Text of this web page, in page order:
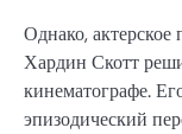
Однако, актерское
Хардин Скотт
кинематографе.
эпизодический